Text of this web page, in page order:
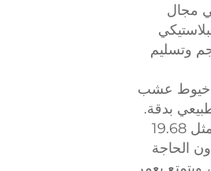
ذكيًا مصدرًا يتمتع بخبرة تزيد عن 10 سنوات في مجال
من 100 جهاز دقيق للحقن البلاستيكي
الحيوية. ويمكن لأكثر من 300 فني ماهر ضمان إنتاج شهري مستقر يتجاوز 50,000 كجم وتسليم
خيوط عشب
للعشب الطبيعي بدقة.
يشمل المنتج عدة سلاسل من المواصفات تشمل الألوان الصلبة، والألوان المختلطة، والأشكال الخاصة، ويدعم مقاسات قياسية مثل 19.68
الحاجة